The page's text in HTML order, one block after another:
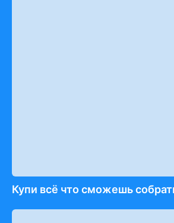
Купи всё что сможешь